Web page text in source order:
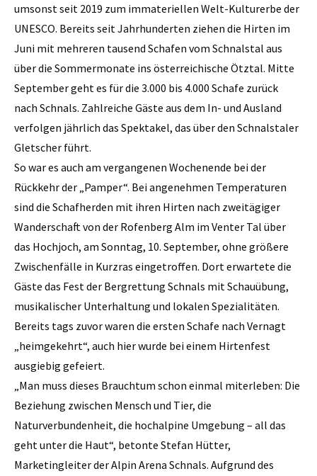
umsonst seit 2019 zum immateriellen Welt-Kulturerbe der
UNESCO. Bereits seit Jahrhunderten ziehen die Hirten im
Juni mit mehreren tausend Schafen vom Schnalstal aus
über die Sommermonate ins österreichische Ötztal. Mitte
September geht es für die 3.000 bis 4.000 Schafe zurück
nach Schnals. Zahlreiche Gäste aus dem In- und Ausland
verfolgen jährlich das Spektakel, das über den Schnalstaler
Gletscher führt.
So war es auch am vergangenen Wochenende bei der
Rückkehr der „Pamper“. Bei angenehmen Temperaturen
sind die Schafherden mit ihren Hirten nach zweitägiger
Wanderschaft von der Rofenberg Alm im Venter Tal über
das Hochjoch, am Sonntag, 10. September, ohne größere
Zwischenfälle in Kurzras eingetroffen. Dort erwartete die
Gäste das Fest der Bergrettung Schnals mit Schauübung,
musikalischer Unterhaltung und lokalen Spezialitäten.
Bereits tags zuvor waren die ersten Schafe nach Vernagt
„heimgekehrt“, auch hier wurde bei einem Hirtenfest
ausgiebig gefeiert.
„Man muss dieses Brauchtum schon einmal miterleben: Die
Beziehung zwischen Mensch und Tier, die
Naturverbundenheit, die hochalpine Umgebung – all das
geht unter die Haut“, betonte Stefan Hütter,
Marketingleiter der Alpin Arena Schnals. Aufgrund des